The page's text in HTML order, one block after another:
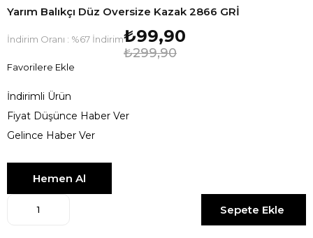
Yarım Balıkçı Düz Oversize Kazak 2866 GRİ
İndirim Oranı : %67 İndirim
₺299,90
₺99,90
Favorilere Ekle
İndirimli Ürün
Fiyat Düşünce Haber Ver
Gelince Haber Ver